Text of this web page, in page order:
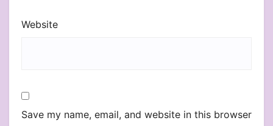
Website
Save my name, email, and website in this browser